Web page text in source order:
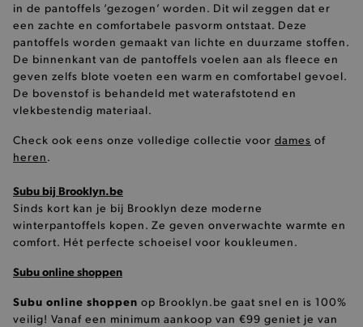
in de pantoffels ‘gezogen’ worden. Dit wil zeggen dat er
een zachte en comfortabele pasvorm ontstaat. Deze
pantoffels worden gemaakt van lichte en duurzame stoffen.
De binnenkant van de pantoffels voelen aan als fleece en
geven zelfs blote voeten een warm en comfortabel gevoel.
De bovenstof is behandeld met waterafstotend en
vlekbestendig materiaal.
Check ook eens onze volledige collectie voor dames of
heren.
Subu bij Brooklyn.be
Sinds kort kan je bij Brooklyn deze moderne
winterpantoffels kopen. Ze geven onverwachte warmte en
comfort. Hét perfecte schoeisel voor koukleumen.
Subu online shoppen
Subu online shoppen op Brooklyn.be gaat snel en is 100%
veilig! Vanaf een minimum aankoop van €99 geniet je van
ANALYTISCHE
TARGETING
FUNCTIONALITEIT
De strikt noodzakelijke cookies verbeteren jouw
smulervaring op de site en zorgen ervoor dat de
site op een correcte manier wordt verorberd. De
buikjes algemene bezoekersinformatie, maar
Naam